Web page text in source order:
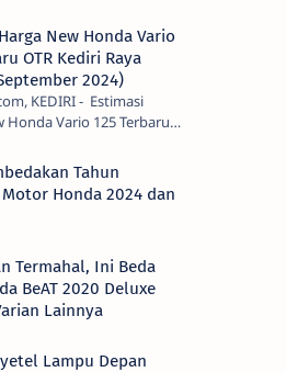
New Honda Vario
OTR Kediri Raya
2024)
KEDIRI - Estimasi
Honda Vario 125 Terbaru
(Update September
sekalian, PT Astra Honda
Tahun
Honda 2024 dan
Termahal, Ini Beda
BeAT 2020 Deluxe
Lainnya
Lampu Depan